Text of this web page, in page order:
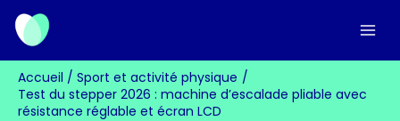
Aller
contenu
Accueil
Sport et activité physique
Test du stepper 2026 : machine d’escalade pliable avec
résistance réglable et écran LCD